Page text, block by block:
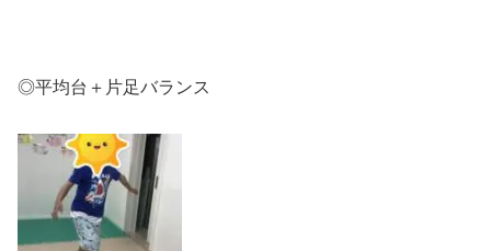
◎平均台＋片足バランス